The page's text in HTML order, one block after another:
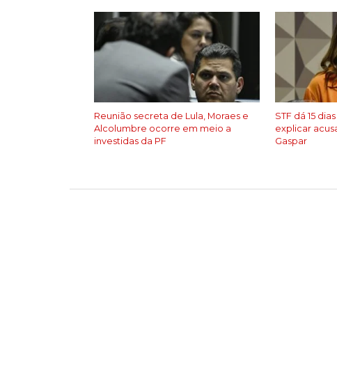
Reunião secreta de Lula, Moraes e
Alcolumbre ocorre em meio a
investidas da PF
STF dá 15
explicar
Gaspar